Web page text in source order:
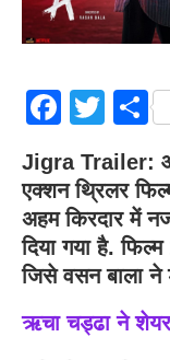
Jigra Trailer:
एक्शन थ्रिलर
अहम किरदार में
दिया गया है.
जिसे वसन बाला
ऋचा चड्ढा ने